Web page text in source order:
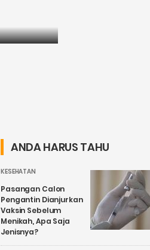
ANDA HARUS TAHU
KESEHATAN
Pasangan Calon
Pengantin Dianjurkan
Vaksin Sebelum
Menikah, Apa Saja
Jenisnya?